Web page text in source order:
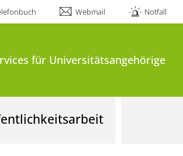
Webmail Notfall
für Universitätsangehörige